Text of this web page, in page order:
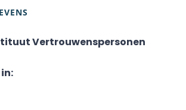
Vertrouwenspersonen